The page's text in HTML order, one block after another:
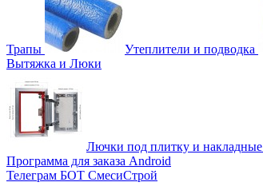
Трапы Утеплители и подводка
Вытяжка и Люки
Лючки под плитку и накладные
Программа для заказа Android
Телеграм БОТ СмесиСтрой